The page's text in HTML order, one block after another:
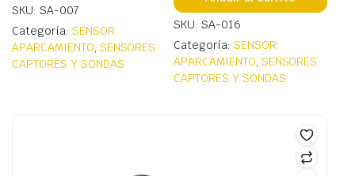
SKU: SA-007
Categoría: SENSOR
APARCAMIENTO, SENSORES
CAPTORES Y SONDAS
SKU: SA-016
Categoría: SENSOR
APARCAMIENTO, SENSORES
CAPTORES Y SONDAS